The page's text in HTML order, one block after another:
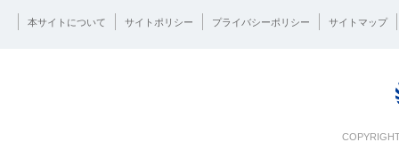
本サイトについて サイトポリシー プライバシーポリシー サイトマップ